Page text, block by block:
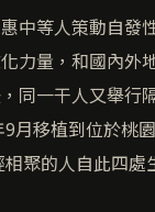
中等人策動自發
力量，和國內外
同一干人又舉行
月移植到位於桃
聚的人自此四處